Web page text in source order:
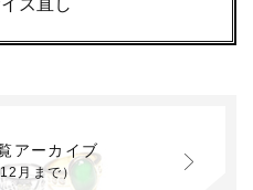
ズ直し
アーカイブ
月まで）